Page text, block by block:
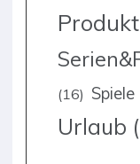
(16) Spiele
Urlaub